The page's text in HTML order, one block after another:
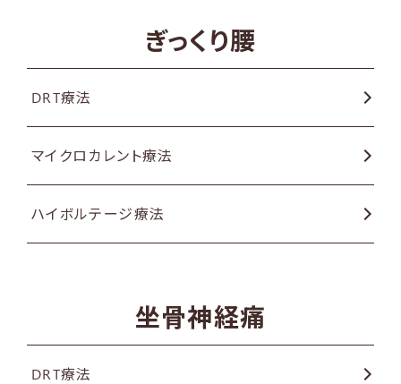
ぎっくり腰
DRT療法
マイクロカレント療法
ハイボルテージ療法
坐骨神経痛
DRT療法